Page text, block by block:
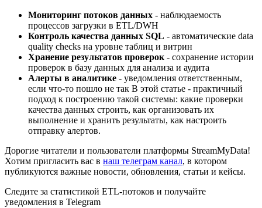
Мониторинг потоков данных - наблюдаемость
процессов загрузки в ETL/DWH
Контроль качества данных SQL - автоматические data
quality checks на уровне таблиц и витрин
Хранение результатов проверок- сохранение истории
проверок в базу данных для анализа и аудита
Алерты в аналитике - уведомления ответственным,
если что-то пошло не так В этой статье - практичный
подход к построению такой системы: какие проверки
качества данных строить, как организовать их
выполнение и хранить результаты, как настроить
отправку алертов.
Дорогие читатели и пользователи платформы StreamMyData!
Хотим пригласить вас в наш телеграм канал, в котором
публикуются важные новости, обновления, статьи и кейсы.
Следите за статистикой ETL-потоков и получайте
уведомления в Telegram